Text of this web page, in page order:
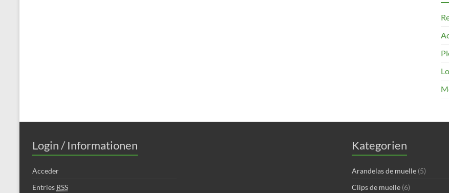
Login / Informationen
Acceder
Entries RSS
Kategorien
Arandelas de muelle (5)
Clips de muelle (6)